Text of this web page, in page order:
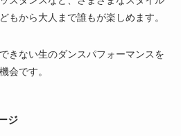
もから大人まで誰もが楽しめます。
きない生のダンスパフォーマンスを
会です。
ジ